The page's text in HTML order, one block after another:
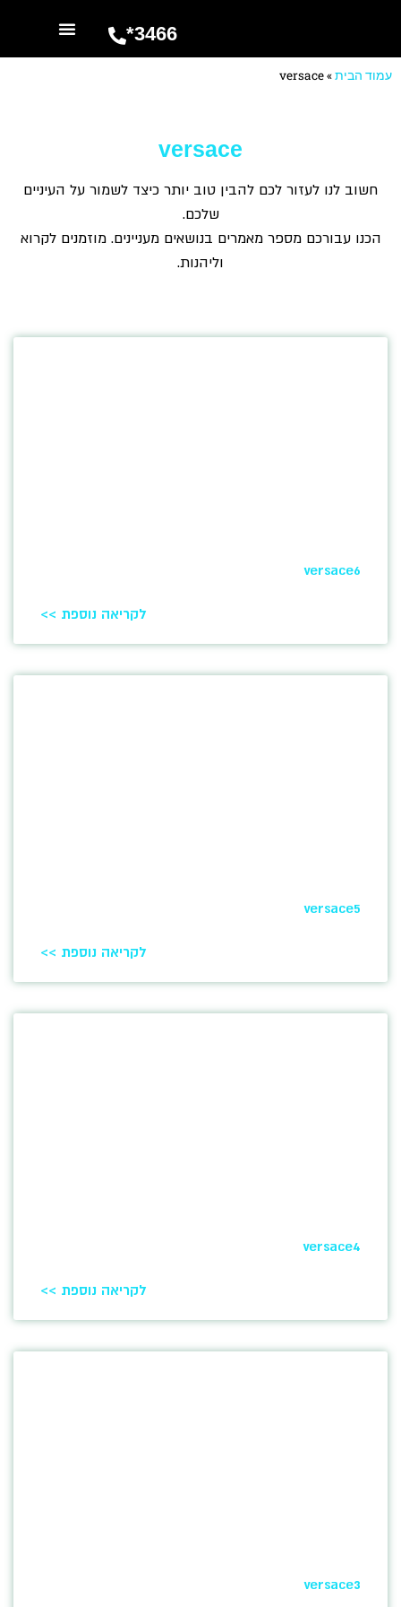
3466*
עמוד הבית»
versace
versace
חשוב לנו לעזור לכם להבין טוב יותר כיצד לשמור על העיניים
שלכם.
הכנו עבורכם מספר מאמרים בנושאים מעניינים. מוזמנים לקרוא
וליהנות.
versace6
לקריאה נוספת >>
versace5
לקריאה נוספת >>
versace4
לקריאה נוספת >>
versace3